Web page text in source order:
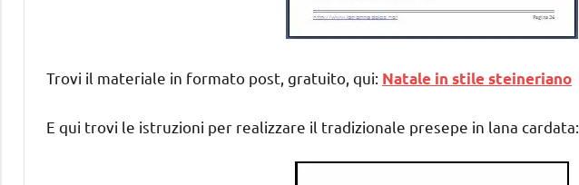
Trovi il materiale in formato post, gratuito, qui: Natale in stile steineriano
E qui trovi le istruzioni per realizzare il tradizionale presepe in lana cardata: